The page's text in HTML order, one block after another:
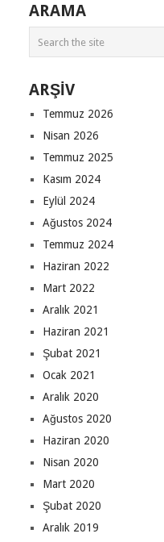
ARAMA
ARŞİV
Temmuz 2026
Nisan 2026
Temmuz 2025
Kasım 2024
Eylül 2024
Ağustos 2024
Temmuz 2024
Haziran 2022
Mart 2022
Aralık 2021
Haziran 2021
Şubat 2021
Ocak 2021
Aralık 2020
Ağustos 2020
Haziran 2020
Nisan 2020
Mart 2020
Şubat 2020
Aralık 2019